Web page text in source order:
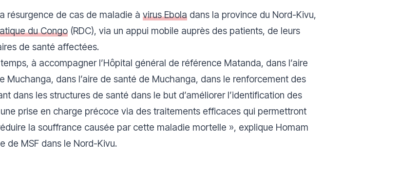
résurgence de cas de maladie à virus Ebola dans la province du Nord-Kivu,
du Congo (RDC), via un appui mobile auprès des patients, de leurs
de santé affectées.
à accompagner l’Hôpital général de référence Matanda, dans l’aire
Muchanga, dans l’aire de santé de Muchanga, dans le renforcement des
dans les structures de santé dans le but d’améliorer l’identification des
prise en charge précoce via des traitements efficaces qui permettront
la souffrance causée par cette maladie mortelle », explique Homam
de MSF dans le Nord-Kivu.